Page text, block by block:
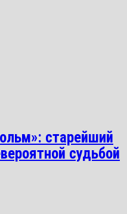
старейший
судьбой